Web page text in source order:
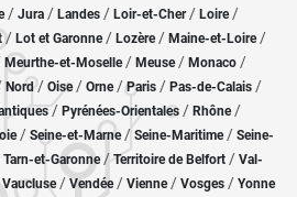
/ Jura / Landes / Loir-et-Cher/ Loire/
/ Lot et Garonne/ Lozère / Maine-et-Loire/
Meurthe-et-Moselle/ Meuse/ Monaco /
Nord/ Oise / Orne/Paris / Pas-de-Calais /
/ Pyrénées-Orientales / Rhône/
/ Seine-et-Marne/ Seine-Maritime/ Seine-
Tarn-et-Garonne/Territoire de Belfort / Val-
Vaucluse/ Vendée/ Vienne/ Vosges / Yonne